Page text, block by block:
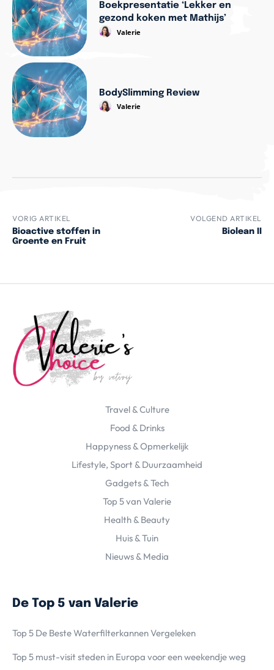
Boekpresentatie ‘Lekker en
gezond koken met Mathijs’
Valerie
BodySlimming Review
Valerie
VORIG ARTIKEL
Bioactive stoffen in
Groente en Fruit
VOLGEND ARTIKEL
Biolean II
Travel & Culture
Food & Drinks
Happyness & Opmerkelijk
Lifestyle, Sport & Duurzaamheid
Gadgets & Tech
Top 5 van Valerie
Health & Beauty
Huis & Tuin
Nieuws & Media
De Top 5 van Valerie
Top 5 De Beste Waterfilterkannen Vergeleken
Top 5 must-visit steden in Europa voor een weekendje weg